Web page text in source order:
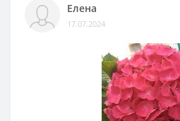
Елена
17.07.2024